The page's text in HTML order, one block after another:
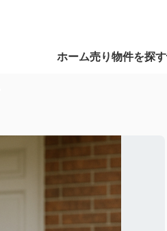
ホーム売り物件を探す